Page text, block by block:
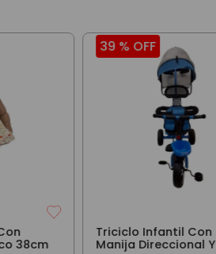
38cm
39 % OFF
Triciclo Infantil Con
Manija Direccional Y